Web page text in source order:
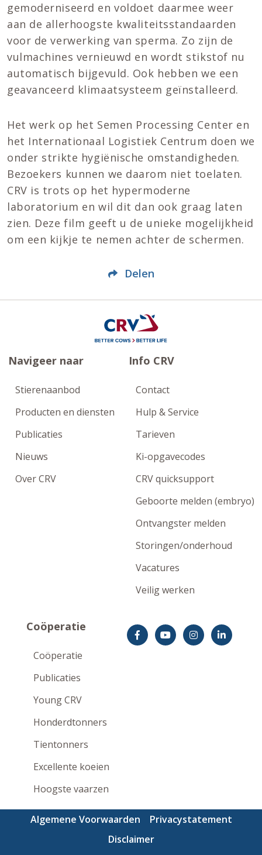
gemoderniseerd en voldoet daarmee weer
aan de allerhoogste kwaliteitsstandaarden
voor de verwerking van sperma. Zo zijn de
vulmachines vernieuwd en wordt stikstof nu
automatisch bijgevuld. Ook hebben we een
geavanceerd klimaatsysteem geïnstalleerd.
Het werk op het Semen Processing Center en
het Internationaal Logistiek Centrum doen we
onder strikte hygiënische omstandigheden.
Bezoekers kunnen we daarom niet toelaten.
CRV is trots op het hypermoderne
laboratorium en wil dit dan ook graag laten
zien. Deze film geeft u de unieke mogelijkheid
om een kijkje te nemen achter de schermen.
Delen
Navigeer naar
Stierenaanbod
Producten en diensten
Publicaties
Nieuws
Over CRV
Info CRV
Contact
Hulp & Service
Tarieven
Ki-opgavecodes
CRV quicksupport
Geboorte melden (embryo)
Ontvangster melden
Storingen/onderhoud
Vacatures
Veilig werken
Coöperatie
Coöperatie
Publicaties
Young CRV
Honderdtonners
Tientonners
Excellente koeien
Hoogste vaarzen
Algemene Voorwaarden
Privacystatement
Disclaimer